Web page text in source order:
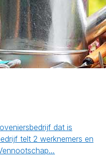
dat is
telt 2 werknemers en